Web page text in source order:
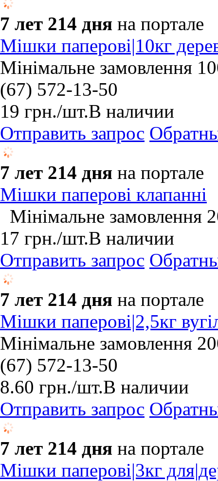
7 лет 214 дня на портале
Мішки паперові|10кг
Мінімальне замовлення
(67) 572-13-50
19 грн./шт.В наличии
Отправить запрос
7 лет 214 дня на портале
Мішки паперові клапанні
Мінімальне замовлення
17 грн./шт.В наличии
Отправить запрос
7 лет 214 дня на портале
Мішки паперові|2,5кг
Мінімальне замовлення
(67) 572-13-50
8.60 грн./шт.В наличии
Отправить запрос
7 лет 214 дня на портале
Мішки паперові|3кг